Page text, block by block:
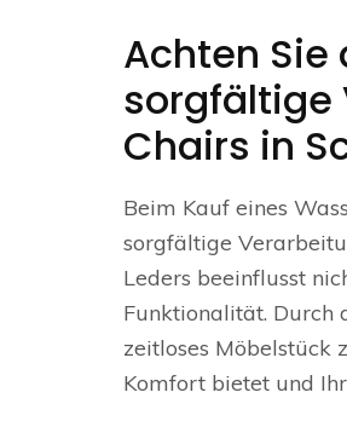
Achten
sorgfältige
Chairs in
Beim Kauf eines
sorgfältige
Leders beeinflusst
Funktionalität. Durch
zeitloses Möbelstück
Komfort bietet und